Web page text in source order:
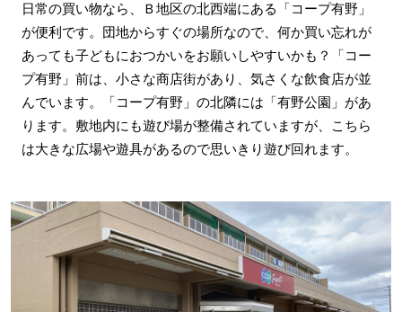
日常の買い物なら、Ｂ地区の北西端にある「コープ有野」
が便利です。団地からすぐの場所なので、何か買い忘れが
あっても子どもにおつかいをお願いしやすいかも？「コー
プ有野」前は、小さな商店街があり、気さくな飲食店が並
んでいます。「コープ有野」の北隣には「有野公園」があ
ります。敷地内にも遊び場が整備されていますが、こちら
は大きな広場や遊具があるので思いきり遊び回れます。